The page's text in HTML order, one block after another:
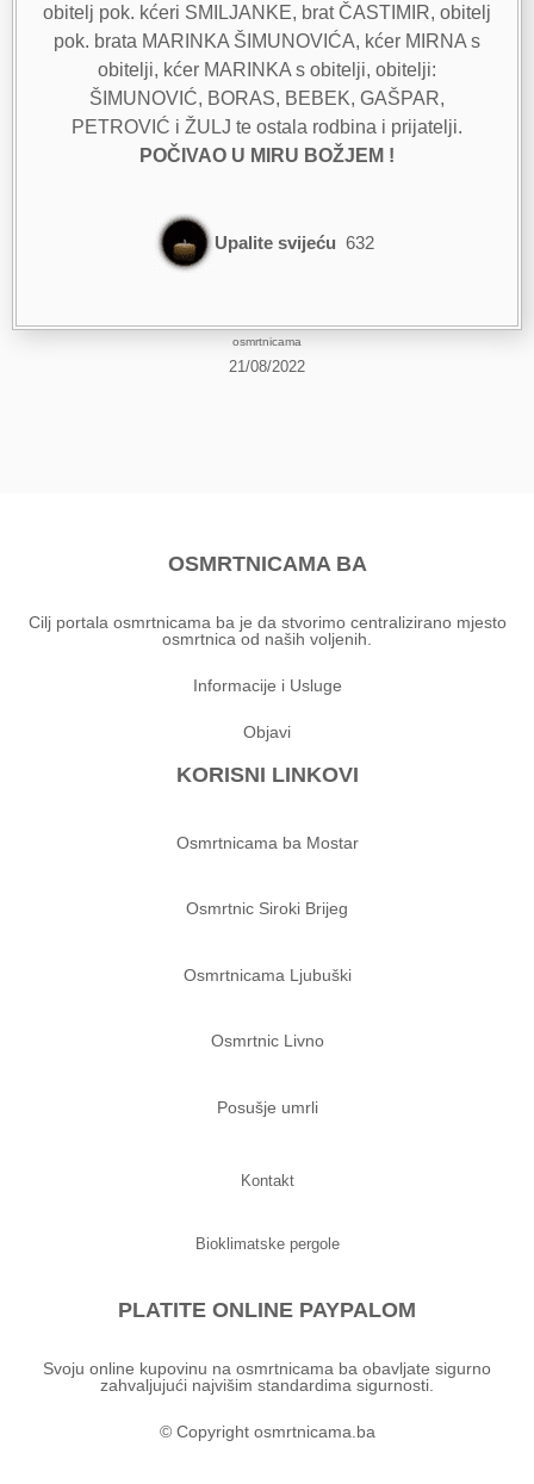
obitelj pok. kćeri SMILJANKE, brat ČASTIMIR, obitelj
pok. brata MARINKA ŠIMUNOVIĆA, kćer MIRNA s
obitelji, kćer MARINKA s obitelji, obitelji:
ŠIMUNOVIĆ, BORAS, BEBEK, GAŠPAR,
PETROVIĆ i ŽULJ te ostala rodbina i prijatelji.
POČIVAO U MIRU BOŽJEM !
Upalite svijeću 632
osmrtnicama
21/08/2022
OSMRTNICAMA BA
Cilj portala osmrtnicama ba je da stvorimo centralizirano mjesto
osmrtnica od naših voljenih.
Informacije i Usluge
Objavi
KORISNI LINKOVI
Osmrtnicama ba Mostar
Osmrtnic Siroki Brijeg
Osmrtnicama Ljubuški
Osmrtnic Livno
Posušje umrli
Kontakt
Bioklimatske pergole
PLATITE ONLINE PAYPALOM
Svoju online kupovinu na osmrtnicama ba obavljate sigurno
zahvaljujući najvišim standardima sigurnosti.
© Copyright osmrtnicama.ba